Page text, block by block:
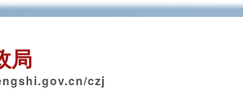
局
czj